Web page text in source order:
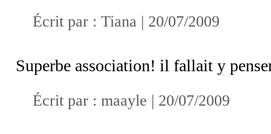
Écrit par : Tiana | 20/07/2009
Superbe association! il fallait y
Écrit par : maayle | 20/07/2009